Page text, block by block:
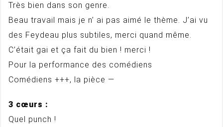
Très bien dans son genre.
Beau travail mais je n’ ai pas aimé le thème. J’ai vu
des Feydeau plus subtiles, merci quand même.
C’était gai et ça fait du bien ! merci !
Pour la performance des comédiens
Comédiens +++, la pièce —
3 cœurs :
Quel punch !